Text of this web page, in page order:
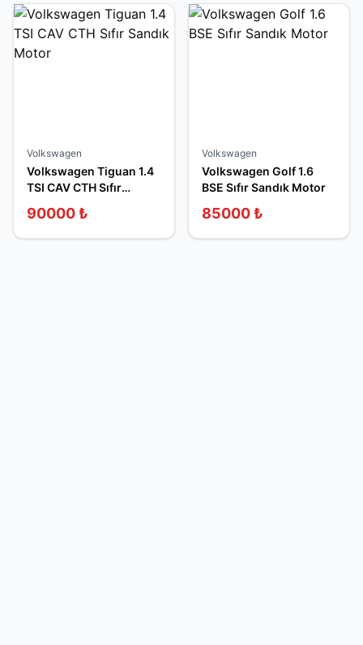
Volkswagen
Volkswagen Tiguan 1.4
TSI CAV CTH Sıfır
90000 ₺
Volkswagen
Volkswagen Golf 1.6
BSE Sıfır Sandık Motor
85000 ₺